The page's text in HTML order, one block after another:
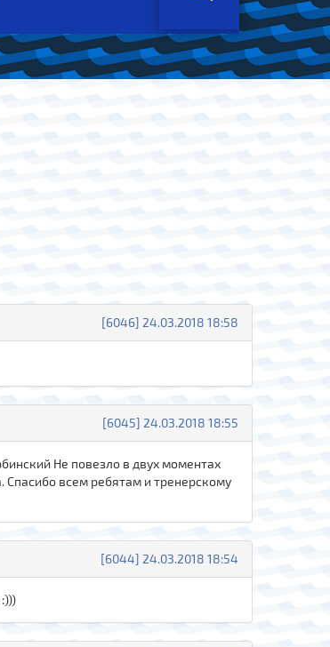
[6046] 24.03.2018 18:58
[6045] 24.03.2018 18:55
Не повезло в двух моментах
Спасибо всем ребятам и тренерскому
[6044] 24.03.2018 18:54